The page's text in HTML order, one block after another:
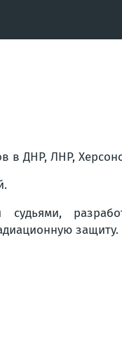
в ДНР, ЛНР,
судьями,
защиту.